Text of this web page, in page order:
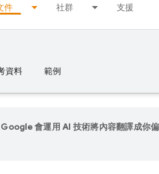
件 社群 支援
資料 範例
Google 會運用 AI 技術將內容翻譯成你